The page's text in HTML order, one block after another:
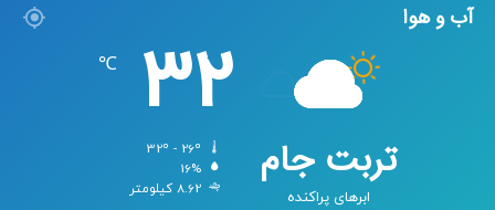
آب و هوا
تربت جام
ابرهای پراکنده
32
℃
16%
8.62 کیلومتر